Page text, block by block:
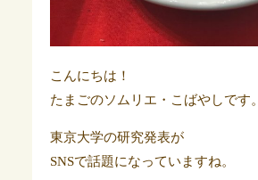
こんにちは！
たまごのソムリエ・こばやしです。
東京大学の研究発表が
SNSで話題になっていますね。